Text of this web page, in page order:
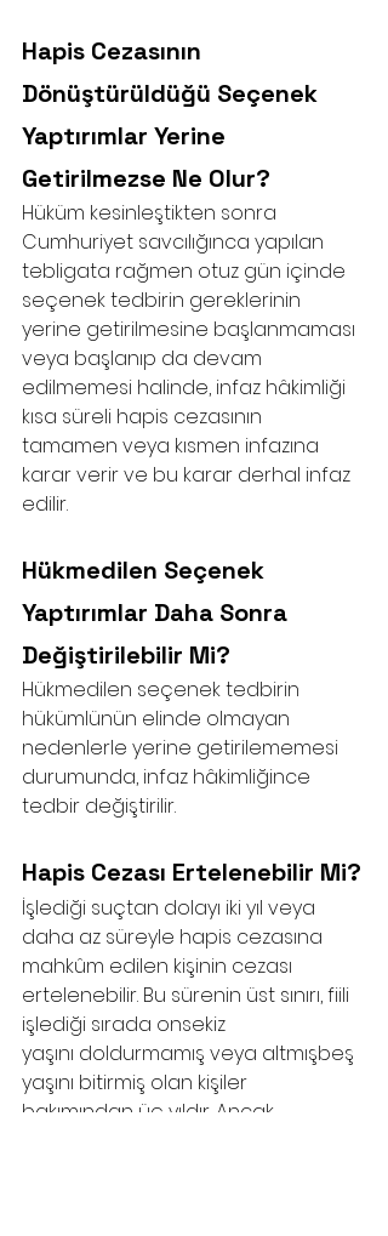
Hapis Cezasının
Dönüştürüldüğü Seçenek
Yaptırımlar Yerine
Getirilmezse Ne Olur?
Hüküm kesinleştikten sonra
Cumhuriyet savcılığınca yapılan
tebligata rağmen otuz gün içinde
seçenek tedbirin gereklerinin
yerine getirilmesine başlanmaması
veya başlanıp da devam
edilmemesi halinde, infaz hâkimliği
kısa süreli hapis cezasının
tamamen veya kısmen infazına
karar verir ve bu karar derhal infaz
edilir.
Hükmedilen Seçenek
Yaptırımlar Daha Sonra
Değiştirilebilir Mi?
Hükmedilen seçenek tedbirin
hükümlünün elinde olmayan
nedenlerle yerine getirilememesi
durumunda, infaz hâkimliğince
tedbir değiştirilir.
Hapis Cezası Ertelenebilir Mi?
İşlediği suçtan dolayı iki yıl veya
daha az süreyle hapis cezasına
mahkûm edilen kişinin cezası
ertelenebilir. Bu sürenin üst sınırı, fiili
işlediği sırada onsekiz
yaşını doldurmamış veya altmışbeş
yaşını bitirmiş olan kişiler
bakımından üç yıldır. Ancak,